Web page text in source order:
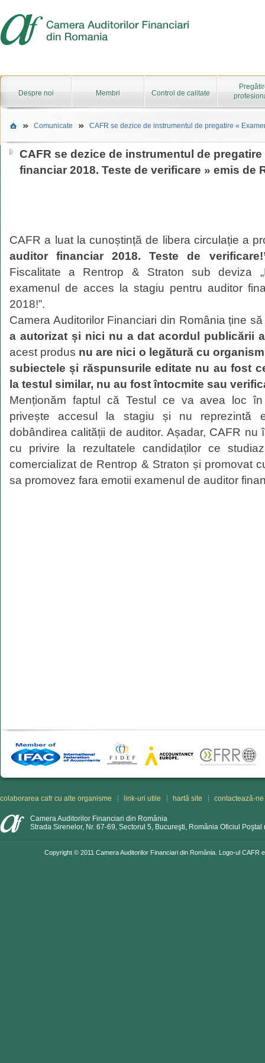
Despre noi Membri Control de calitate
Comunicate CAFR se dezice de instrumentul de pregatire «
CAFR se dezice de instrumentul de
financiar 2018. Teste de verificare » emis de
CAFR a luat la cunoștință de libera circulație a
auditor financiar 2018. Teste de
Fiscalitate a Rentrop & Straton sub deviza
examenul de acces la stagiu pentru auditor
2018!”.
Camera Auditorilor Financiari din România ține
a autorizat și nici nu a dat acordul publicării
acest produs nu are nici o legătură cu
subiectele și răspunsurile editate nu au fost
la testul similar, nu au fost întocmite sau
Menționăm faptul că Testul ce va avea loc
privește accesul la stagiu și nu reprezintă
dobândirea calității de auditor. Așadar, CAFR nu
cu privire la rezultatele candidaților ce
comercializat de Rentrop & Straton și promovat
sa promovez fara emotii examenul de auditor
colaborarea cafr cu alte organisme link-uri utile hartă site contactează-ne
Camera Auditorilor Financiari din România
Strada Sirenelor, Nr. 67-69, Sectorul 5, Bucureşti, România Oficiul Poştal
Copyright © 2011 Camera Auditorilor Financiari din România. Logo-ul